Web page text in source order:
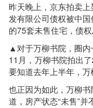
昨天晚上，京东拍卖
发有限公司债权被中
的75套未售住宅，债权
▲对于万柳书院，圈内
11月，万柳书院拍出
要知道去年上半年，万
也正因为如此，万柳
道，房产状态“未售”